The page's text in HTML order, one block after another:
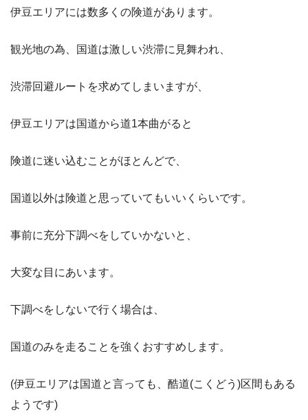
伊豆エリアには数多くの険道があります。
観光地の為、国道は激しい渋滞に見舞われ、
渋滞回避ルートを求めてしまいますが、
伊豆エリアは国道から道1本曲がると
険道に迷い込むことがほとんどで、
国道以外は険道と思っていてもいいくらいです。
事前に充分下調べをしていかないと、
大変な目にあいます。
下調べをしないで行く場合は、
国道のみを走ることを強くおすすめします。
(伊豆エリアは国道と言っても、酷道(こくどう)区間もある
ようです)